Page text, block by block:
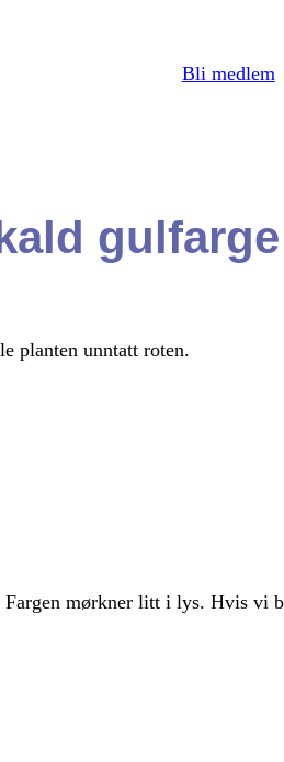
Bli medlem
gulfarge
planten unntatt roten.
mørkner litt i lys. Hvis vi